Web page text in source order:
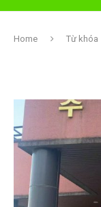
Home Từ khóa